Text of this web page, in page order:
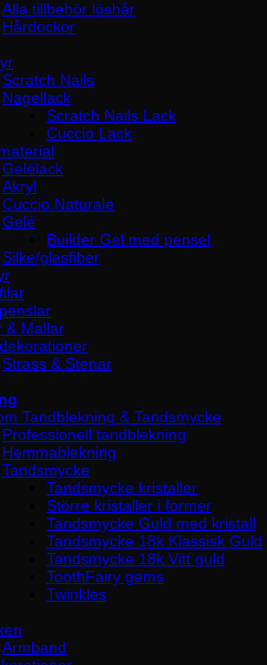
Alla tillbehör löshår
Hårdockor
Scratch Nails
Nagellack
Scratch Nails Lack
Cuccio Lack
Gelélack
Akryl
Cuccio Naturale
Gelé
Builder Gel med pensel
Silke/glasfiber
& Mallar
Strass & Stenar
Tandblekning & Tandsmycke
Professionell tandblekning
Hemmablekning
Tandsmycke
Tandsmycke kristaller
Större kristaller i former
Tandsmycke Guld med kristall
Tandsmycke 18k Klassisk Guld
Tandsmycke 18k Vitt guld
ToothFairy gems
Twinkles
Armband